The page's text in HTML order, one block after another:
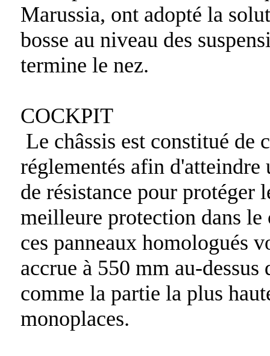
Marussia, ont adopté la
bosse au niveau des
termine le nez.
COCKPIT
Le châssis est constitué de
réglementés afin d'atteindre
de résistance pour
meilleure protection dans le
ces panneaux homologués
accrue à 550 mm au-dessus
comme la partie la plus
monoplaces.